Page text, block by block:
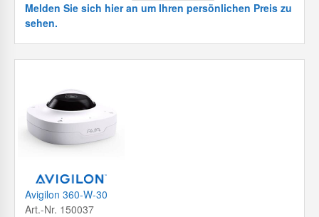
Melden Sie sich hier an um Ihren persönlichen Preis zu
sehen.
Avigilon 360-W-30
Art.-Nr. 150037